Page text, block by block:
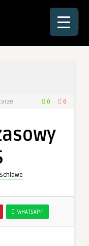
☰
0 0
WHATSAPP